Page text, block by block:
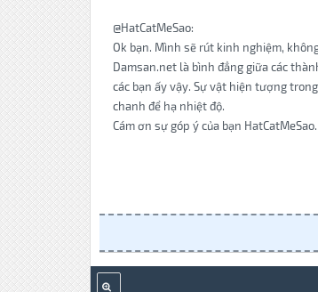
@HatCatMeSao:
Ok bạn. Mình sẽ rút kinh nghiệm,
Damsan.net là bình đẳng giữa các
các bạn ấy vậy. Sự vật hiện tượng
chanh để hạ nhiệt độ.
Cám ơn sự góp ý của bạn HatCatMeSao.